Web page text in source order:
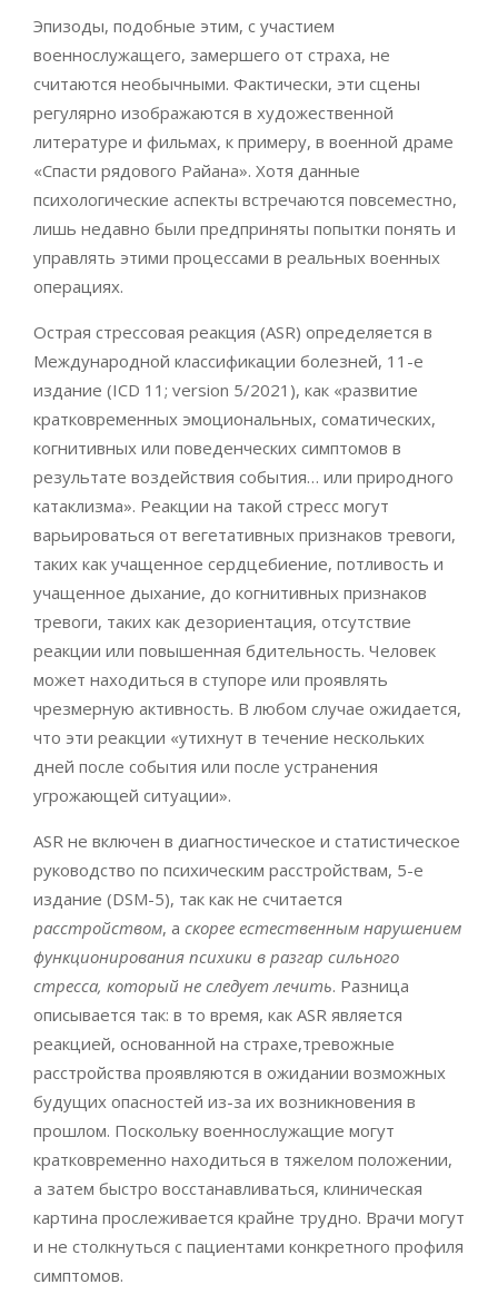
Эпизоды, подобные этим, с участием
военнослужащего, замершего от страха, не
считаются необычными. Фактически, эти сцены
регулярно изображаются в художественной
литературе и фильмах, к примеру, в военной драме
«Спасти рядового Райана». Хотя данные
психологические аспекты встречаются повсеместно,
лишь недавно были предприняты попытки понять и
управлять этими процессами в реальных военных
операциях.
Острая стрессовая реакция (ASR) определяется в
Международной классификации болезней, 11-е
издание (ICD 11; version 5/2021), как «развитие
кратковременных эмоциональных, соматических,
когнитивных или поведенческих симптомов в
результате воздействия события… или природного
катаклизма». Реакции на такой стресс могут
варьироваться от вегетативных признаков тревоги,
таких как учащенное сердцебиение, потливость и
учащенное дыхание, до когнитивных признаков
тревоги, таких как дезориентация, отсутствие
реакции или повышенная бдительность. Человек
может находиться в ступоре или проявлять
чрезмерную активность. В любом случае ожидается,
что эти реакции «утихнут в течение нескольких
дней после события или после устранения
угрожающей ситуации».
ASR не включен в диагностическое и статистическое
руководство по психическим расстройствам, 5-е
издание (DSM-5), так как не считается
расстройством, а скорее естественным нарушением
функционирования психики в разгар сильного
стресса, который не следует лечить. Разница
описывается так: в то время, как ASR является
реакцией, основанной на страхе,тревожные
расстройства проявляются в ожидании возможных
будущих опасностей из-за их возникновения в
прошлом. Поскольку военнослужащие могут
кратковременно находиться в тяжелом положении,
а затем быстро восстанавливаться, клиническая
картина прослеживается крайне трудно. Врачи могут
и не столкнуться с пациентами конкретного профиля
симптомов.